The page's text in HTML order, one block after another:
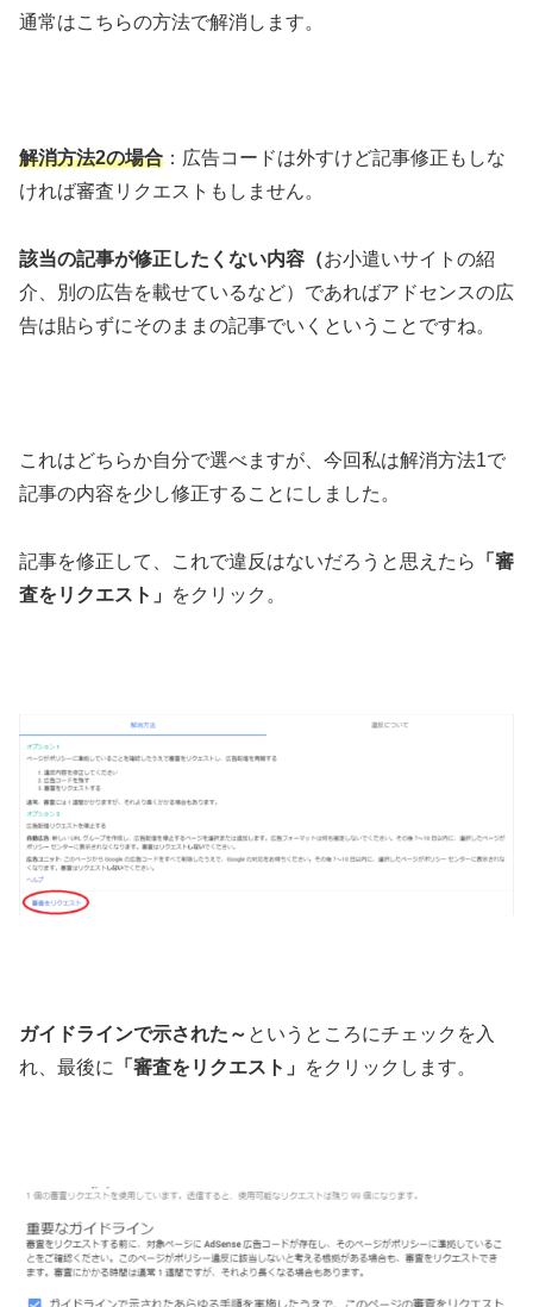
通常はこちらの方法で解消します。
解消方法2の場合 ：広告コードは外すけど記事修正もしな
ければ審査リクエストもしません。
該当の記事が修正したくない内容（お小遣いサイトの紹
介、別の広告を載せているなど）であればアドセンスの広
告は貼らずにそのままの記事でいくということですね。
これはどちらか自分で選べますが、今回私は解消方法1で
記事の内容を少し修正することにしました。
記事を修正して、これで違反はないだろうと思えたら
「審
査をリクエスト」
をクリック。
ガイドラインで示された～ というところにチェックを入
れ、最後に
「審査をリクエスト」 をクリックします。